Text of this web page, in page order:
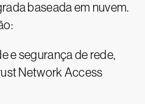
baseada em nuvem.
e segurança de rede,
Network Access